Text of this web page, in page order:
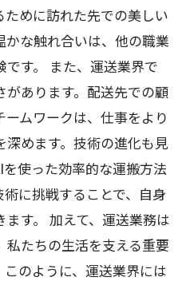
めに訪れた先での美しい
な触れ合いは、他の職業
す。 また、運送業界で
あります。配送先での顧
ムワークは、仕事をより
めます。技術の進化も見
使った効率的な運搬方法
に挑戦することで、自身
す。 加えて、運送業務は
たちの生活を支える重要
のように、運送業界には